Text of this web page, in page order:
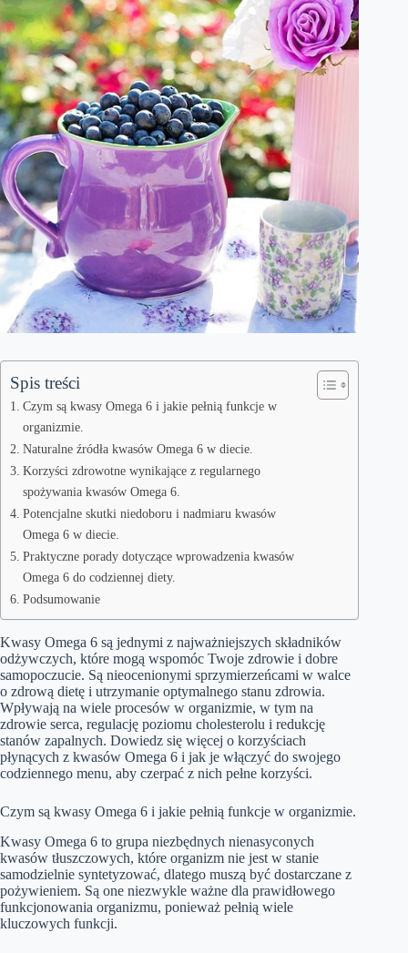
Spis treści
Czym są kwasy Omega 6 i jakie pełnią funkcje w
organizmie.
Naturalne źródła kwasów Omega 6 w diecie.
Korzyści zdrowotne wynikające z regularnego
spożywania kwasów Omega 6.
Potencjalne skutki niedoboru i nadmiaru kwasów
Omega 6 w diecie.
Praktyczne porady dotyczące wprowadzenia kwasów
Omega 6 do codziennej diety.
Podsumowanie
Kwasy Omega 6 są jednymi z najważniejszych składników
odżywczych, które mogą wspomóc Twoje zdrowie i dobre
samopoczucie. Są nieocenionymi sprzymierzeńcami w walce
o zdrową dietę i utrzymanie optymalnego stanu zdrowia.
Wpływają na wiele procesów w organizmie, w tym na
zdrowie serca, regulację poziomu cholesterolu i redukcję
stanów zapalnych. Dowiedz się więcej o korzyściach
płynących z kwasów Omega 6 i jak je włączyć do swojego
codziennego menu, aby czerpać z nich pełne korzyści.
Czym są kwasy Omega 6 i jakie pełnią funkcje w organizmie.
Kwasy Omega 6 to grupa niezbędnych nienasyconych
kwasów tłuszczowych, które organizm nie jest w stanie
samodzielnie syntetyzować, dlatego muszą być dostarczane z
pożywieniem. Są one niezwykle ważne dla prawidłowego
funkcjonowania organizmu, ponieważ pełnią wiele
kluczowych funkcji.